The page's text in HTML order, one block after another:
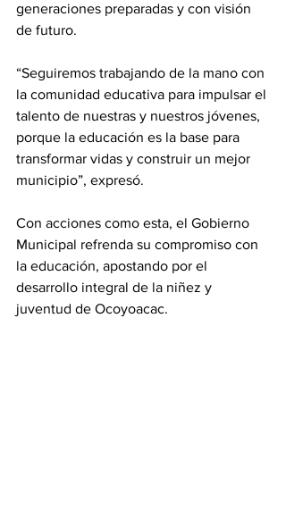
generaciones preparadas y con visión
de futuro.
“Seguiremos trabajando de la mano con
la comunidad educativa para impulsar el
talento de nuestras y nuestros jóvenes,
porque la educación es la base para
transformar vidas y construir un mejor
municipio”, expresó.
Con acciones como esta, el Gobierno
Municipal refrenda su compromiso con
la educación, apostando por el
desarrollo integral de la niñez y
juventud de Ocoyoacac.